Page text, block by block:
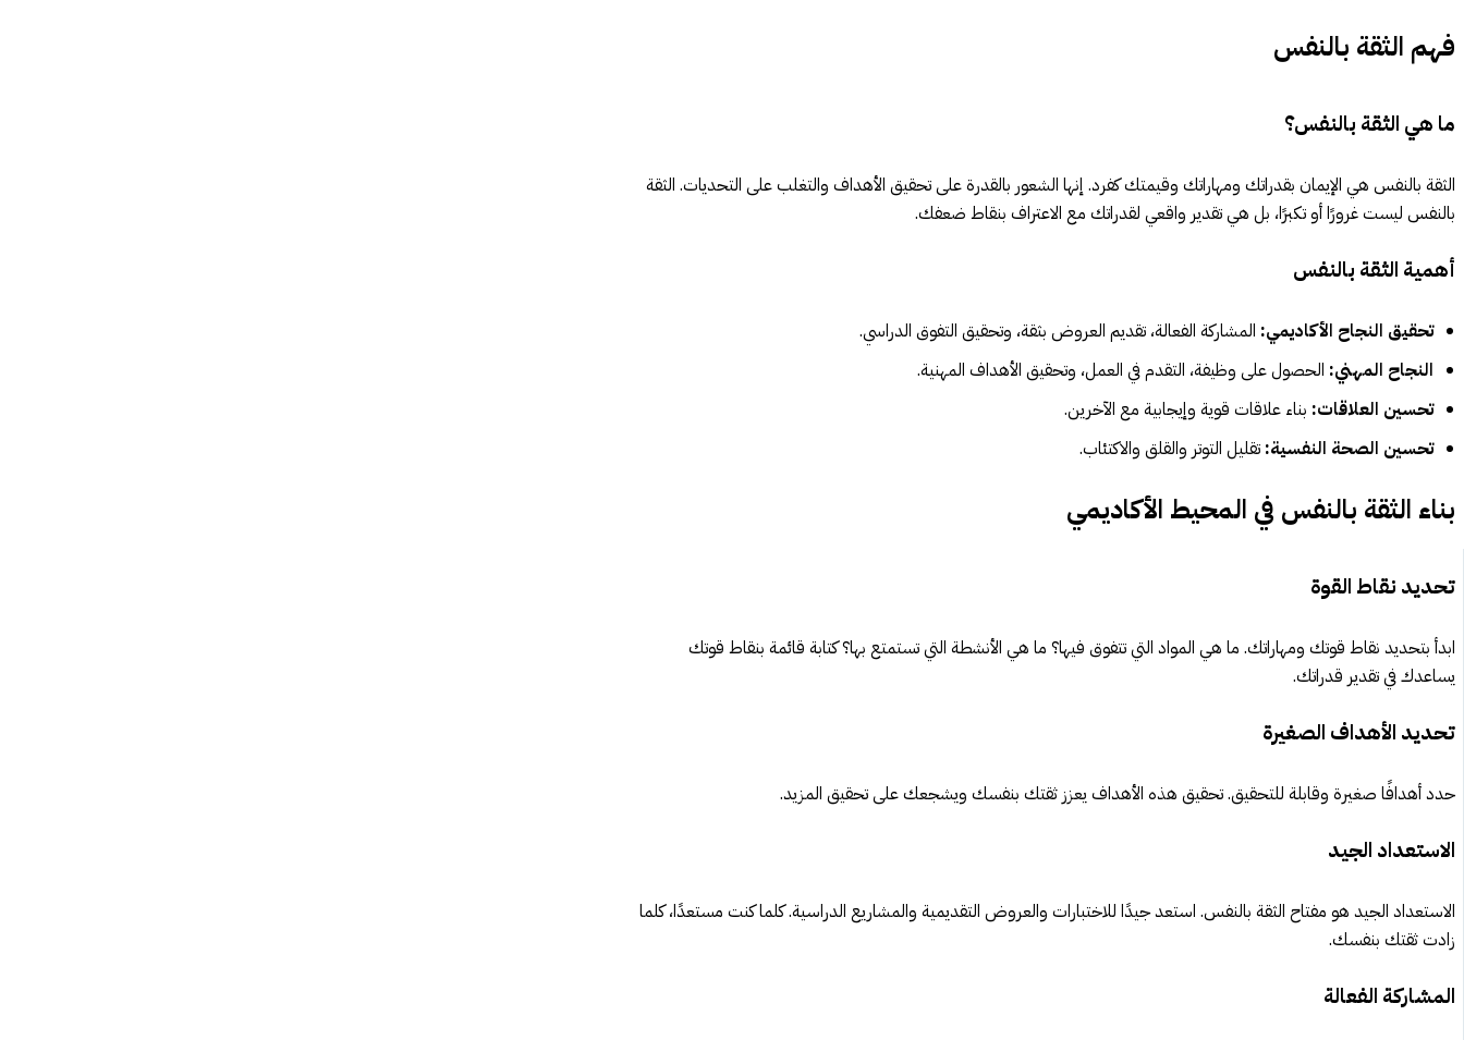
فهم الثقة بالنفس
ما هي الثقة بالنفس؟
الثقة بالنفس هي الإيمان بقدراتك ومهاراتك وقيمتك كفرد. إنها الشعور بالقدرة على تحقيق الأهداف والتغلب على التحديات. الثقة
بالنفس ليست غرورًا أو تكبرًا، بل هي تقدير واقعي لقدراتك مع الاعتراف بنقاط ضعفك.
أهمية الثقة بالنفس
تحقيق النجاح الأكاديمي: المشاركة الفعالة، تقديم العروض بثقة، وتحقيق التفوق الدراسي.
النجاح المهني: الحصول على وظيفة، التقدم في العمل، وتحقيق الأهداف المهنية.
تحسين العلاقات: بناء علاقات قوية وإيجابية مع الآخرين.
تحسين الصحة النفسية: تقليل التوتر والقلق والاكتئاب.
بناء الثقة بالنفس في المحيط الأكاديمي
تحديد نقاط القوة
ابدأ بتحديد نقاط قوتك ومهاراتك. ما هي المواد التي تتفوق فيها؟ ما هي الأنشطة التي تستمتع بها؟ كتابة قائمة بنقاط قوتك
يساعدك في تقدير قدراتك.
تحديد الأهداف الصغيرة
حدد أهدافًا صغيرة وقابلة للتحقيق. تحقيق هذه الأهداف يعزز ثقتك بنفسك ويشجعك على تحقيق المزيد.
الاستعداد الجيد
الاستعداد الجيد هو مفتاح الثقة بالنفس. استعد جيدًا للاختبارات والعروض التقديمية والمشاريع الدراسية. كلما كنت مستعدًا، كلما
زادت ثقتك بنفسك.
المشاركة الفعالة